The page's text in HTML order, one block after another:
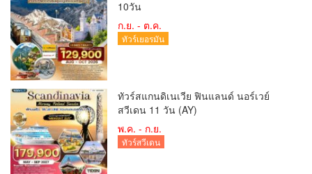
10วัน
ก.ย. - ต.ค.
ทัวร์เยอรมัน
ทัวร์สแกนดิเนเวีย ฟินแลนด์ นอร์เวย์
สวีเดน 11 วัน (AY)
พ.ค. - ก.ย.
ทัวร์สวีเดน